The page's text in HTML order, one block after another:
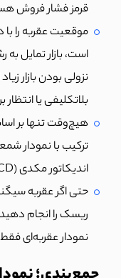
قرمز فشار فروش
موقعیت عقربه را با
است، بازار تمایل به
نزولی بودن بازار
بلاتکلیفی یا
هیچ‌وقت تنها بر
اندیکاتور مکدی (MACD) پیشنهاد می‌شود.
حتی اگر عقربه
ریسک را انجام
نمودار عقربه‌ای